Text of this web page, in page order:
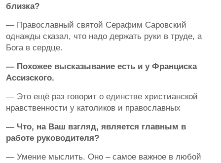
близка?
— Православный святой Серафим Саровский
однажды сказал, что надо держать руки в труде, а
Бога в сердце.
— Похожее высказывание есть и у Франциска
Ассизского.
— Это ещё раз говорит о единстве христианской
нравственности у католиков и православных
— Что, на Ваш взгляд, является главным в
работе руководителя?
— Умение мыслить. Оно – самое важное в любой